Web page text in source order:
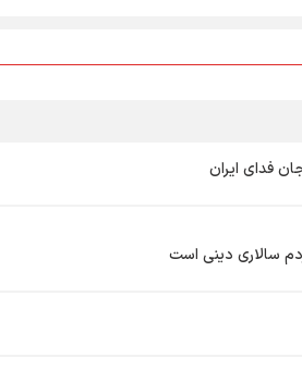
فدای ایران
سالاری دینی است